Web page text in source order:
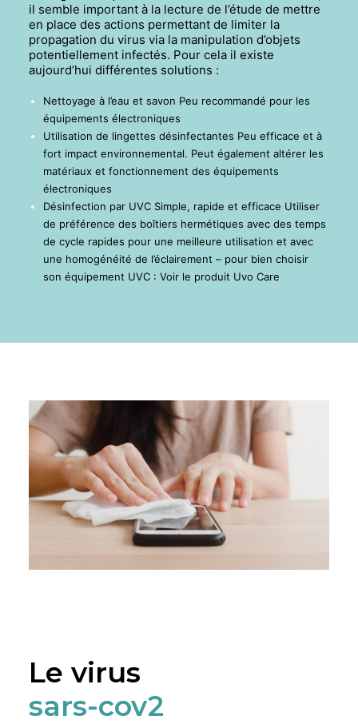
il semble important à la lecture de l’étude de mettre
en place des actions permettant de limiter la
propagation du virus via la manipulation d’objets
potentiellement infectés. Pour cela il existe
aujourd’hui différentes solutions :
Nettoyage à l’eau et savon Peu recommandé pour les
équipements électroniques
Utilisation de lingettes désinfectantes Peu efficace et à
fort impact environnemental. Peut également altérer les
matériaux et fonctionnement des équipements
électroniques
Désinfection par UVC Simple, rapide et efficace Utiliser
de préférence des boîtiers hermétiques avec des temps
de cycle rapides pour une meilleure utilisation et avec
une homogénéité de l’éclairement – pour bien choisir
son équipement UVC : Voir le produit Uvo Care
Le virus
sars-cov2